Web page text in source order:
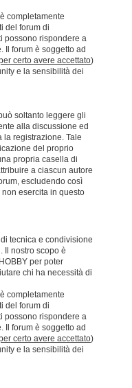
completamente
del forum di
possono rispondere a
Il forum è soggetto ad
certo avere accettato)
e la sensibilità dei
soltanto leggere gli
alla discussione ed
registrazione. Tale
del proprio
propria casella di
a ciascun autore
escludendo così
esercita in questo
tecnica e condivisione
Il nostro scopo è
per poter
chi ha necessità di
completamente
del forum di
possono rispondere a
Il forum è soggetto ad
certo avere accettato)
e la sensibilità dei